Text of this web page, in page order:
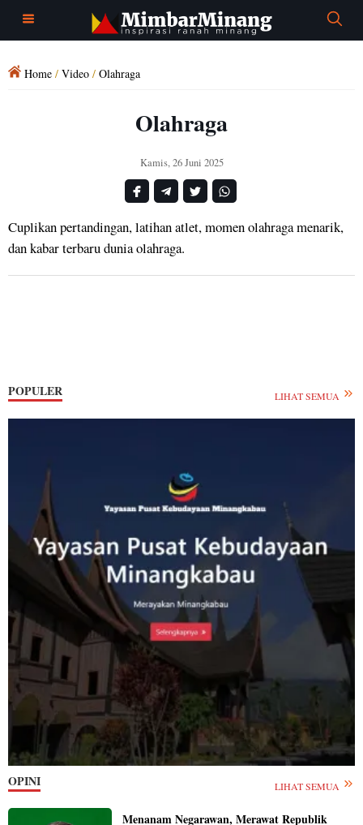
Home / Video / Olahraga
Olahraga
Kamis, 26 Juni 2025
Cuplikan pertandingan, latihan atlet, momen olahraga menarik,
dan kabar terbaru dunia olahraga.
POPULER LIHAT SEMUA
OPINI LIHAT SEMUA
Menanam Negarawan, Merawat Republik